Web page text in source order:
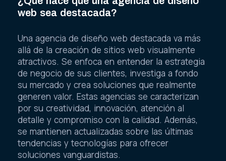
web sea destacada?
Una agencia de diseño web destacada va más
allá de la creación de sitios web visualmente
atractivos. Se enfoca en entender la estrategia
de negocio de sus clientes, investiga a fondo
su mercado y crea soluciones que realmente
generen valor. Estas agencias se caracterizan
por su creatividad, innovación, atención al
detalle y compromiso con la calidad. Además,
se mantienen actualizadas sobre las últimas
tendencias y tecnologías para ofrecer
soluciones vanguardistas.